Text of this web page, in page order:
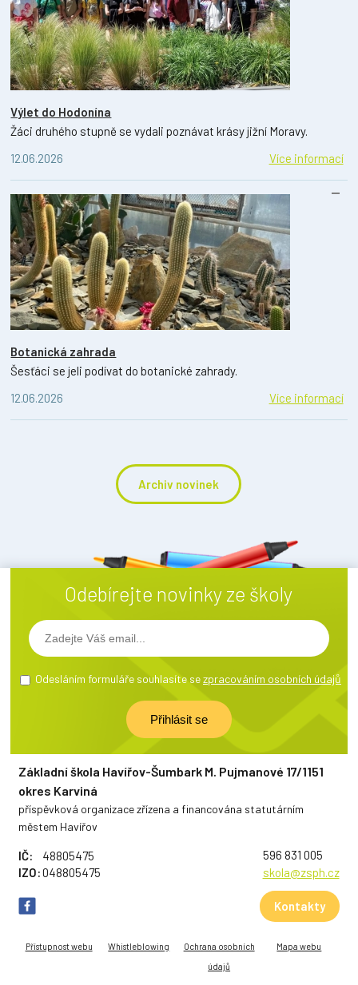
Výlet do Hodonína
Žáci druhého stupně se vydali poznávat krásy jižní Moravy.
12.06.2026
Více informací
Botanická zahrada
Šesťáci se jeli podívat do botanické zahrady.
12.06.2026
Více informací
Archiv novinek
Odebírejte novinky ze školy
Odesláním formuláře souhlasíte sezpracováním osobních údajů
Základní škola Havířov-Šumbark M. Pujmanové 17/1151
okres Karviná
příspěvková organizace zřízena a financována statutárním
městem Havířov
IČ:
48805475
IZO:048805475
596 831 005
skola@zsph.cz
Kontakty
Přístupnost webu Whistleblowing
Ochrana osobních
údajů
Mapa webu